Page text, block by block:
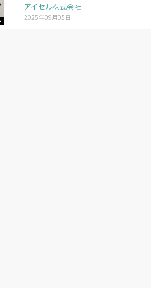
アイセル株式会社
2025年09月05日